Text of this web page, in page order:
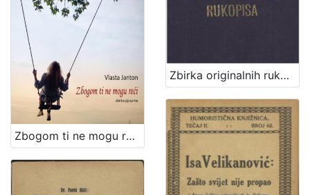
Zbogom ti ne mogu reći / Vlasta Janton
Zbirka originalnih rukopisa / Dragutin M. Domjanić